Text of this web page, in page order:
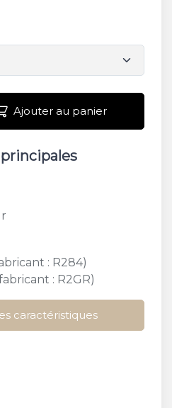
Ajouter au panier
: R284)
: R2GR)
caractéristiques